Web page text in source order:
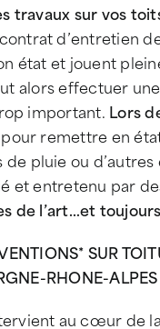
travaux sur vos
d’entretien
état et jouent
alors effectuer
important. Lors
pour remettre en
pluie ou
entretenu par
de l’art…et
SUR
RHONE-
au cœur de